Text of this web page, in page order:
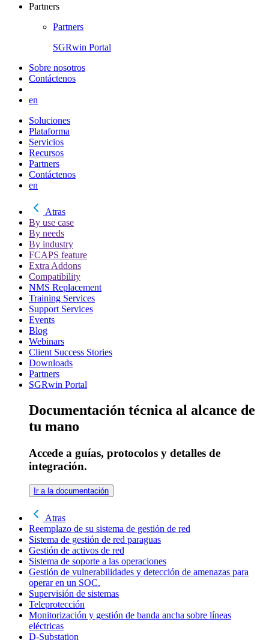
Partners
Partners
SGRwin Portal
Sobre nosotros
Contáctenos
en
Soluciones
Plataforma
Servicios
Recursos
Partners
Contáctenos
en
Atras
By use case
By needs
By industry
FCAPS feature
Extra Addons
Compatibility
NMS Replacement
Training Services
Support Services
Events
Blog
Webinars
Client Success Stories
Downloads
Partners
SGRwin Portal
Documentación técnica al alcance de
tu mano
Accede a guías, protocolos y detalles de
integración.
Ir a la documentación
Atras
Reemplazo de su sistema de gestión de red
Sistema de gestión de red paraguas
Gestión de activos de red
Sistema de soporte a las operaciones
Gestión de vulnerabilidades y detección de amenazas para
operar en un SOC.
Supervisión de sistemas
Teleprotección
Monitorización y gestión de banda ancha sobre líneas
eléctricas
D-Substation